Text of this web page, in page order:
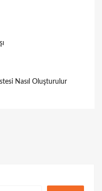
Nasıl Oluşturulur